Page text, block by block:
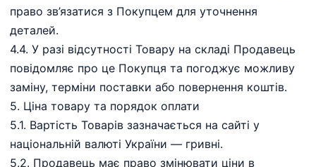
право зв’язатися з Покупцем для уточнення
деталей.
4.4. У разі відсутності Товару на складі Продавець
повідомляє про це Покупця та погоджує можливу
заміну, терміни поставки або повернення коштів.
5.⁠ ⁠Ціна товару та порядок оплати
5.1. Вартість Товарів зазначається на сайті у
національній валюті України — гривні.
5.2. Продавець має право змінювати ціни в